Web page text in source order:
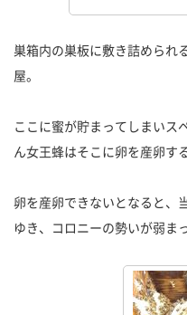
巣箱内の巣板に敷き詰められ
屋。
ここに蜜が貯まってしまいス
ん女王蜂はそこに卵を産卵す
卵を産卵できないとなると、
ゆき、コロニーの勢いが弱ま